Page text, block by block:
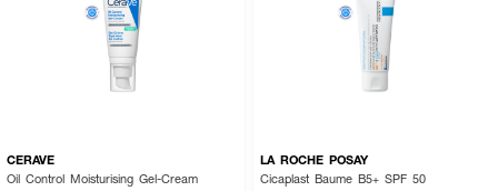
CERAVE
Oil Control Moisturising Gel-Cream
LA ROCHE POSAY
Cicaplast Baume B5+ SPF 50